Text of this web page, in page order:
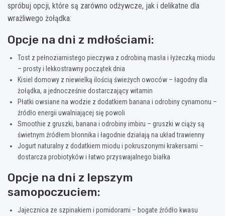
spróbuj opcji, które są zarówno odżywcze, jak i delikatne dla
wrażliwego żołądka:
Opcje na dni z mdłościami:
Tost z pełnoziarnistego pieczywa z odrobiną masła i łyżeczką miodu
– prosty i lekkostrawny początek dnia
Kisiel domowy z niewielką ilością świeżych owoców – łagodny dla
żołądka, a jednocześnie dostarczający witamin
Płatki owsiane na wodzie z dodatkiem banana i odrobiny cynamonu –
źródło energii uwalniającej się powoli
Smoothie z gruszki, banana i odrobiny imbiru – gruszki w ciąży są
świetnym źródłem błonnika i łagodnie działają na układ trawienny
Jogurt naturalny z dodatkiem miodu i pokruszonymi krakersami –
dostarcza probiotyków i łatwo przyswajalnego białka
Opcje na dni z lepszym
samopoczuciem:
Jajecznica ze szpinakiem i pomidorami – bogate źródło kwasu